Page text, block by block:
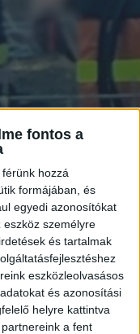
fontos a
hozzá
formájában, és
egyedi azonosítókat
személyre
és tartalmak
eszközleolvasásos
és azonosítási
helyre kattintva
a fent
meg a
életéért
férfi, aki SUP-